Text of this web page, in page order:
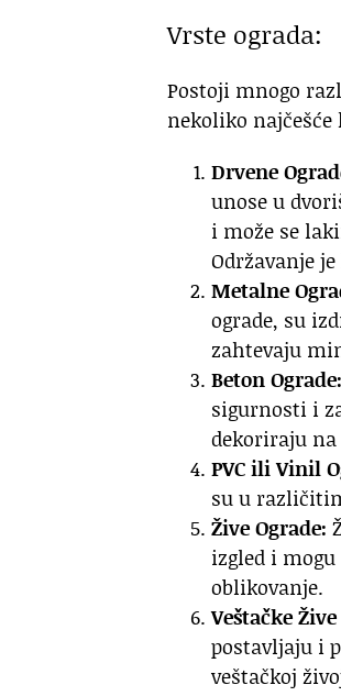
Vrste ograda:
Postoji mnogo
nekoliko
Drvene
unose u
i može se
Održavanje
Metalne
ograde, su
zahtevaju
Beton Ograde:
sigurnosti i
dekoriraju
PVC ili Vinil
su u
Žive Ograde:
izgled i
oblikovanje.
Veštačke
postavljaju i
veštačkoj